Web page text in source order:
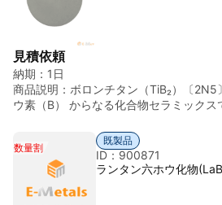
見積依頼
納期： 1日
商品説明： ボロンチタン（TiB₂）〔
ウ素（B） からなる化合物セラミックス
英語名：Titanium Diboride ・外観：灰
・結晶構造：六方晶（AlB₂型） ・理
「2N5」の意味 ・2N5 = 99.5％ 純度
耗用途で広く使用 ・電子材料用途で
合もあり 主な特性： ・非常に高い硬
数量割
既製品
ID：900871
ランタン六ホウ化物